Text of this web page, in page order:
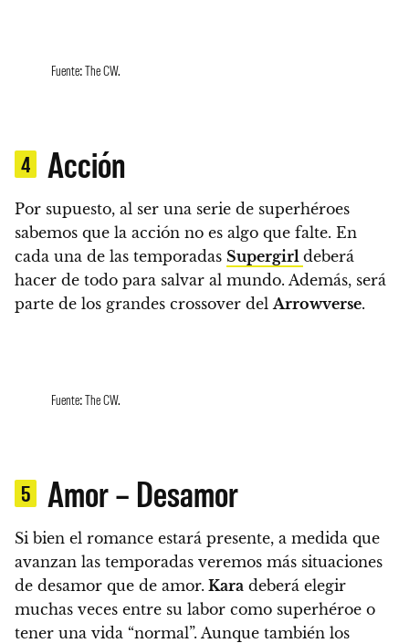
Fuente: The CW.
4 Acción
Por supuesto, al ser una serie de superhéroes
sabemos que la acción no es algo que falte. En
cada una de las temporadas Supergirl deberá
hacer de todo para salvar al mundo. Además, será
parte de los grandes crossover del Arrowverse.
Fuente: The CW.
5 Amor – Desamor
Si bien el romance estará presente, a medida que
avanzan las temporadas veremos más situaciones
de desamor que de amor. Kara deberá elegir
muchas veces entre su labor como superhéroe o
tener una vida “normal”. Aunque también los